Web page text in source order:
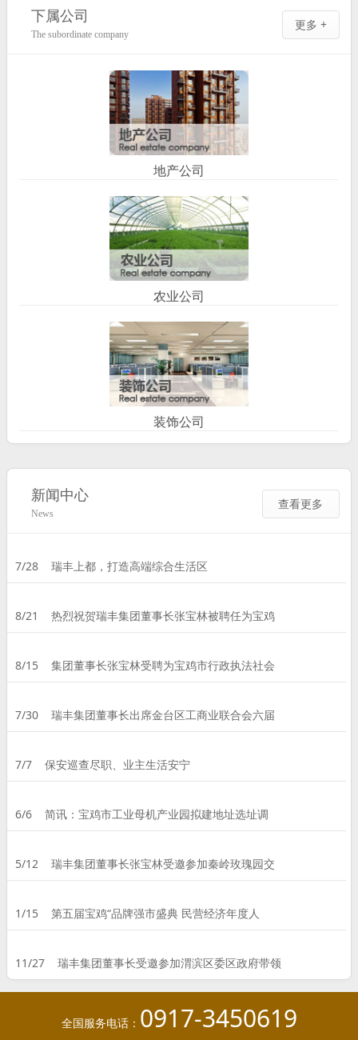
下属公司
The subordinate company
更多 +
地产公司
农业公司
装饰公司
新闻中心
News
查看更多
7/28 瑞丰上都，打造高端综合生活区
8/21 热烈祝贺瑞丰集团董事长张宝林被聘任为宝鸡
8/15 集团董事长张宝林受聘为宝鸡市行政执法社会
7/30 瑞丰集团董事长出席金台区工商业联合会六届
7/7 保安巡查尽职、业主生活安宁
6/6 简讯：宝鸡市工业母机产业园拟建地址选址调
5/12 瑞丰集团董事长张宝林受邀参加秦岭玫瑰园交
1/15 第五届宝鸡“品牌强市盛典 民营经济年度人
11/27 瑞丰集团董事长受邀参加渭滨区委区政府带领
全国服务电话： 0917-3450619